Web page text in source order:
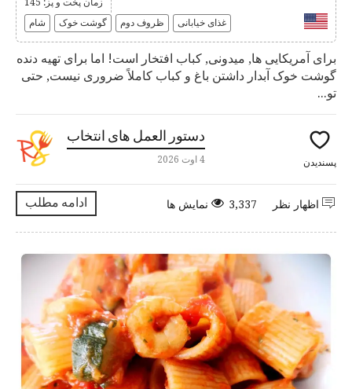
زمان پخت و پز: 145
شام
گوشت خوک ظروف دوم غذای خیابانی
برای آمریکایی ها, میدونی, کباب افتخار است! اما برای تهیه دنده
گوشت خوک آبدار داشتن باغ و کباب کاملاً ضروری نیست, حتی
تو...
دستور العمل های انتخاب
4 اوت 2026 پسندیدن
ادامه مطلب اظهار نظر 3,337 نمایش ها